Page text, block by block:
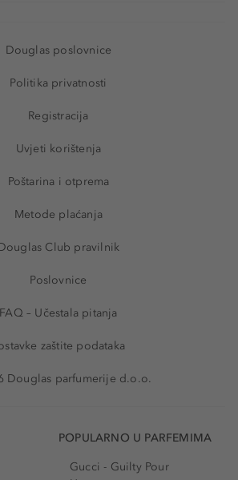
Douglas poslovnice
Politika privatnosti
Registracija
Uvjeti korištenja
Poštarina i otprema
Metode plaćanja
Club pravilnik
Poslovnice
FAQ – Učestala pitanja
zaštite podataka
Douglas parfumerije d.o.o.
POPULARNO U PARFEMIMA
Gucci - Guilty Pour